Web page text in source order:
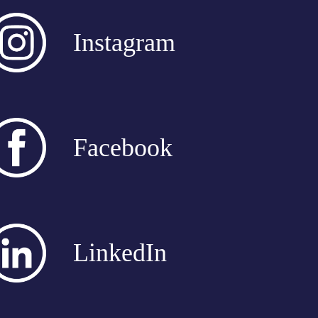
Instagram
Facebook
LinkedIn